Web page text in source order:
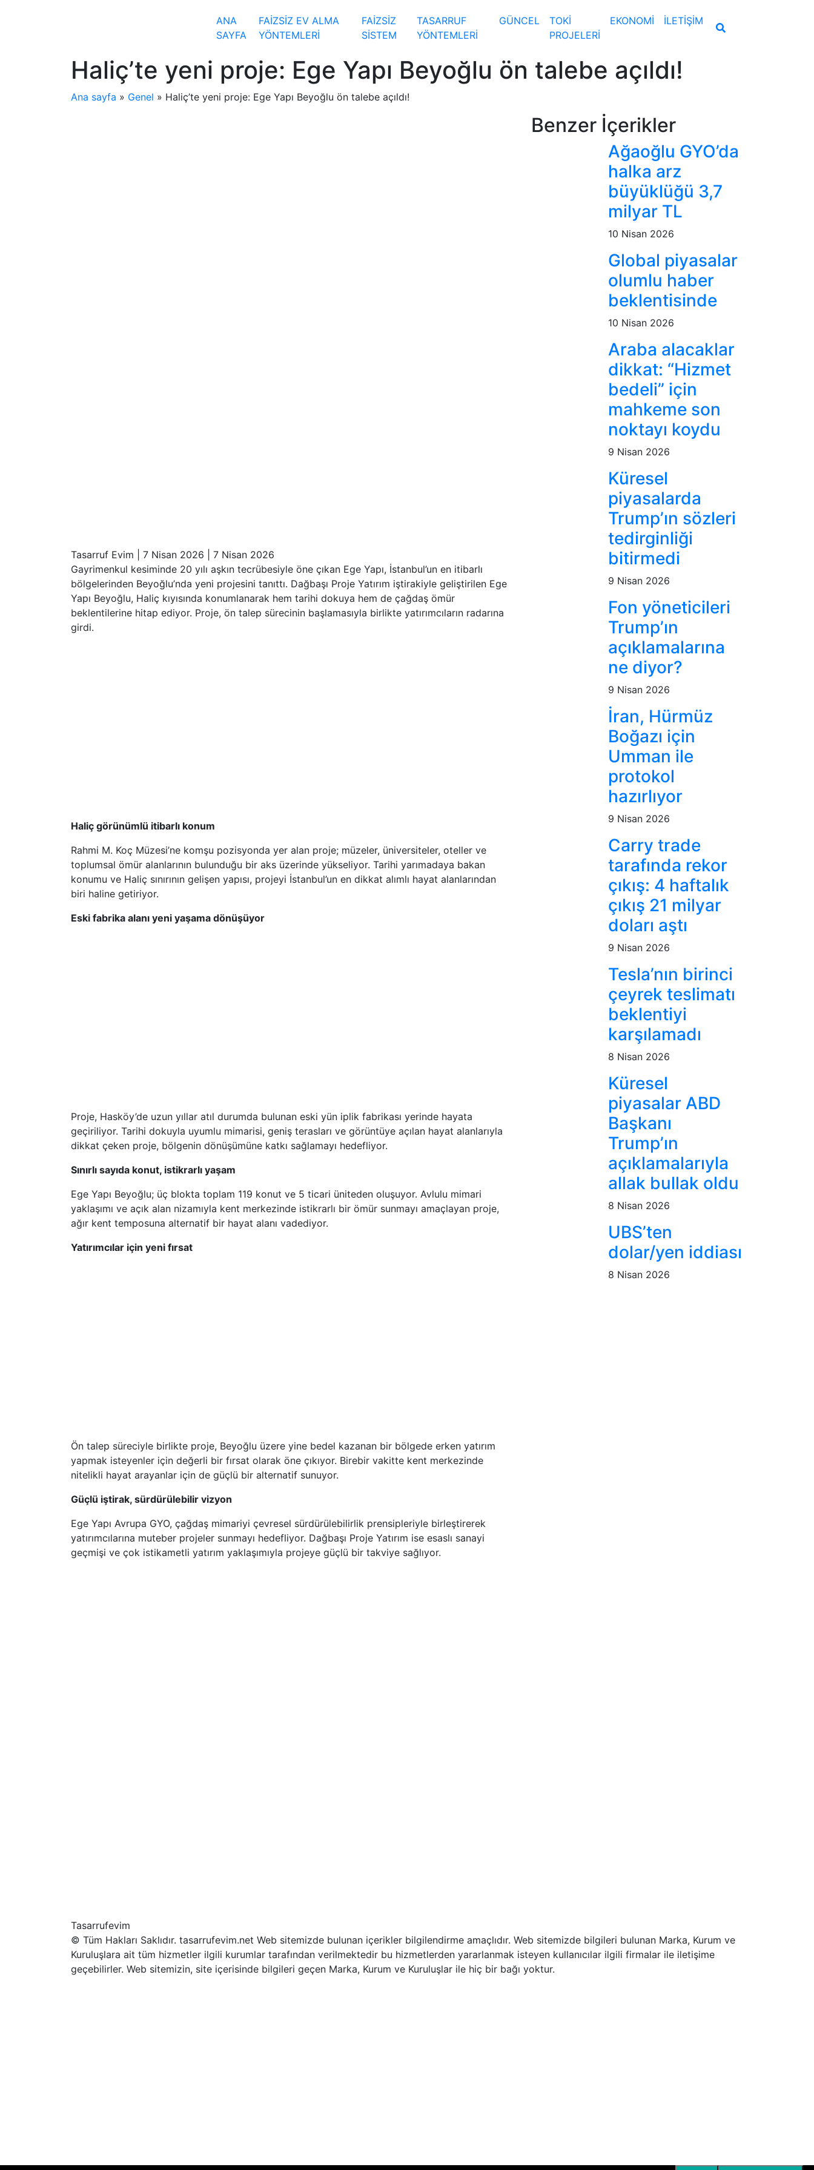
ANA
SAYFA
FAİZSİZ EV ALMA
YÖNTEMLERİ
FAİZSİZ
SİSTEM
TASARRUF
YÖNTEMLERİ
GÜNCEL
TOKİ
PROJELERİ
EKONOMİ İLETİŞİM
Haliç’te yeni proje: Ege Yapı Beyoğlu ön talebe açıldı!
Ana sayfa » Genel » Haliç’te yeni proje: Ege Yapı Beyoğlu ön talebe açıldı!
Tasarruf Evim 7 Nisan 2026
7 Nisan 2026
Gayrimenkul kesiminde 20 yılı aşkın tecrübesiyle öne çıkan Ege Yapı, İstanbul’un en itibarlı
bölgelerinden Beyoğlu’nda yeni projesini tanıttı. Dağbaşı Proje Yatırım iştirakiyle geliştirilen Ege
Yapı Beyoğlu, Haliç kıyısında konumlanarak hem tarihi dokuya hem de çağdaş ömür
beklentilerine hitap ediyor. Proje, ön talep sürecinin başlamasıyla birlikte yatırımcıların radarına
girdi.
Haliç görünümlü itibarlı konum
Rahmi M. Koç Müzesi’ne komşu pozisyonda yer alan proje; müzeler, üniversiteler, oteller ve
toplumsal ömür alanlarının bulunduğu bir aks üzerinde yükseliyor. Tarihi yarımadaya bakan
konumu ve Haliç sınırının gelişen yapısı, projeyi İstanbul’un en dikkat alımlı hayat alanlarından
biri haline getiriyor.
Eski fabrika alanı yeni yaşama dönüşüyor
Proje, Hasköy’de uzun yıllar atıl durumda bulunan eski yün iplik fabrikası yerinde hayata
geçiriliyor. Tarihi dokuyla uyumlu mimarisi, geniş terasları ve görüntüye açılan hayat alanlarıyla
dikkat çeken proje, bölgenin dönüşümüne katkı sağlamayı hedefliyor.
Sınırlı sayıda konut, istikrarlı yaşam
Ege Yapı Beyoğlu; üç blokta toplam 119 konut ve 5 ticari üniteden oluşuyor. Avlulu mimari
yaklaşımı ve açık alan nizamıyla kent merkezinde istikrarlı bir ömür sunmayı amaçlayan proje,
ağır kent temposuna alternatif bir hayat alanı vadediyor.
Yatırımcılar için yeni fırsat
Ön talep süreciyle birlikte proje, Beyoğlu üzere yine bedel kazanan bir bölgede erken yatırım
yapmak isteyenler için değerli bir fırsat olarak öne çıkıyor. Birebir vakitte kent merkezinde
nitelikli hayat arayanlar için de güçlü bir alternatif sunuyor.
Güçlü iştirak, sürdürülebilir vizyon
Ege Yapı Avrupa GYO, çağdaş mimariyi çevresel sürdürülebilirlik prensipleriyle birleştirerek
yatırımcılarına muteber projeler sunmayı hedefliyor. Dağbaşı Proje Yatırım ise esaslı sanayi
geçmişi ve çok istikametli yatırım yaklaşımıyla projeye güçlü bir takviye sağlıyor.
Benzer İçerikler
Ağaoğlu GYO’da
halka arz
büyüklüğü 3,7
milyar TL
10 Nisan 2026
Global piyasalar
olumlu haber
beklentisinde
10 Nisan 2026
Araba alacaklar
dikkat: “Hizmet
bedeli” için
mahkeme son
noktayı koydu
9 Nisan 2026
Küresel
piyasalarda
Trump’ın sözleri
tedirginliği
bitirmedi
9 Nisan 2026
Fon yöneticileri
Trump’ın
açıklamalarına
ne diyor?
9 Nisan 2026
İran, Hürmüz
Boğazı için
Umman ile
protokol
hazırlıyor
9 Nisan 2026
Carry trade
tarafında rekor
çıkış: 4 haftalık
çıkış 21 milyar
doları aştı
9 Nisan 2026
Tesla’nın birinci
çeyrek teslimatı
beklentiyi
karşılamadı
8 Nisan 2026
Küresel
piyasalar ABD
Başkanı
Trump’ın
açıklamalarıyla
allak bullak oldu
8 Nisan 2026
UBS’ten
dolar/yen iddiası
8 Nisan 2026
Tasarrufevim
© Tüm Hakları Saklıdır. tasarrufevim.net Web sitemizde bulunan içerikler bilgilendirme amaçlıdır. Web sitemizde bilgileri bulunan Marka, Kurum ve
Kuruluşlara ait tüm hizmetler ilgili kurumlar tarafından verilmektedir bu hizmetlerden yararlanmak isteyen kullanıcılar ilgili firmalar ile iletişime
geçebilirler. Web sitemizin, site içerisinde bilgileri geçen Marka, Kurum ve Kuruluşlar ile hiç bir bağı yoktur.